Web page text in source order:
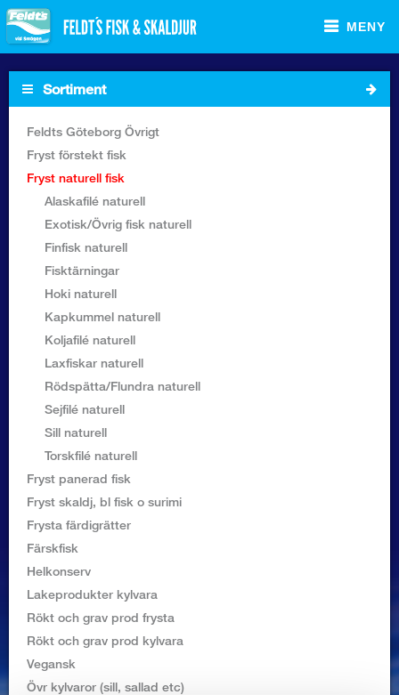
MENY
Sortiment Foodservice
Sortiment Butik
Recept
Sortiment
Feldts Göteborg Övrigt
Fryst förstekt fisk
Fryst naturell fisk
Alaskafilé naturell
Exotisk/Övrig fisk naturell
Finfisk naturell
Fisktärningar
Hoki naturell
Kapkummel naturell
Koljafilé naturell
Laxfiskar naturell
Rödspätta/Flundra naturell
Sejfilé naturell
Sill naturell
Torskfilé naturell
Fryst panerad fisk
Fryst skaldj, bl fisk o surimi
Frysta färdigrätter
Färskfisk
Helkonserv
Lakeprodukter kylvara
Rökt och grav prod frysta
Rökt och grav prod kylvara
Vegansk
Övr kylvaror (sill, sallad etc)